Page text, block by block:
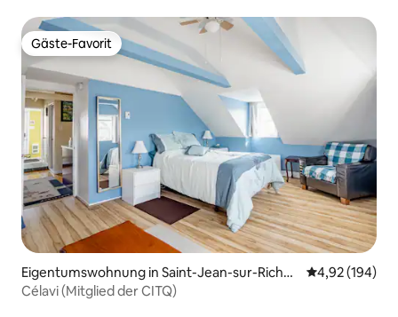
Gäste-Favorit
Gäste-Favorit
Eigentumswohnung in Saint-Jean-sur-Richeli
eu
4,92 (194)
Célavi (Mitglied der CITQ)